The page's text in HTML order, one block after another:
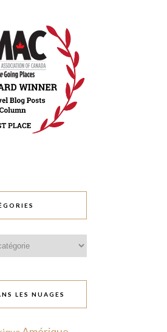
LES NUAGES